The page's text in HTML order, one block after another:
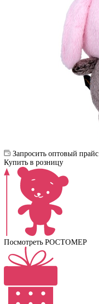
Запросить оптовый прайс
Купить в розницу
Посмотреть РОСТОМЕР